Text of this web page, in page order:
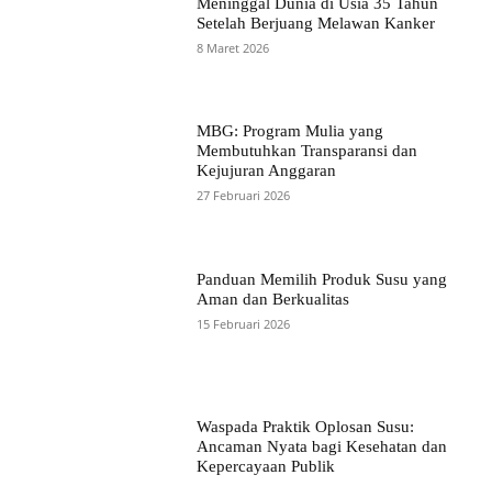
Setelah Berjuang Melawan Kanker
8 Maret 2026
MBG: Program Mulia yang
Membutuhkan Transparansi dan
Kejujuran Anggaran
27 Februari 2026
Panduan Memilih Produk Susu yang
Aman dan Berkualitas
15 Februari 2026
Waspada Praktik Oplosan Susu:
Ancaman Nyata bagi Kesehatan dan
Kepercayaan Publik